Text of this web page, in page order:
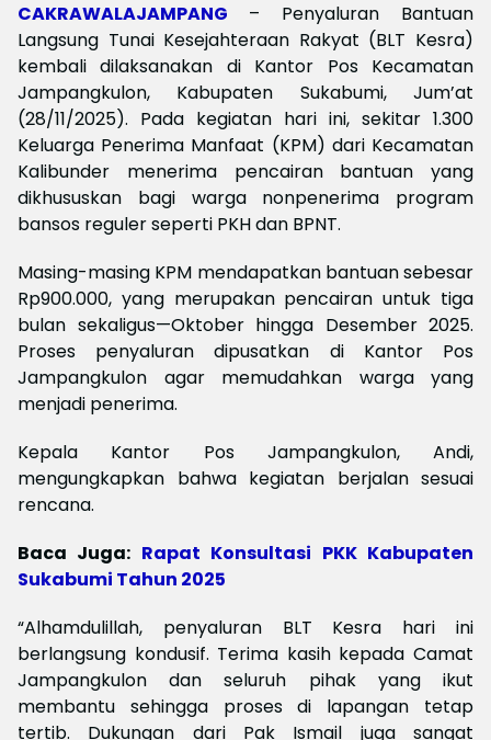
CAKRAWALAJAMPANG
– Penyaluran Bantuan
Langsung Tunai Kesejahteraan Rakyat (BLT Kesra)
kembali dilaksanakan di Kantor Pos Kecamatan
Jampangkulon, Kabupaten Sukabumi, Jum’at
(28/11/2025). Pada kegiatan hari ini, sekitar 1.300
Keluarga Penerima Manfaat (KPM) dari Kecamatan
Kalibunder menerima pencairan bantuan yang
dikhususkan bagi warga nonpenerima program
bansos reguler seperti PKH dan BPNT.
Masing-masing KPM mendapatkan bantuan sebesar
Rp900.000, yang merupakan pencairan untuk tiga
bulan sekaligus—Oktober hingga Desember 2025.
Proses penyaluran dipusatkan di Kantor Pos
Jampangkulon agar memudahkan warga yang
menjadi penerima.
Kepala Kantor Pos Jampangkulon, Andi,
mengungkapkan bahwa kegiatan berjalan sesuai
rencana.
Baca Juga: Rapat Konsultasi PKK Kabupaten
Sukabumi Tahun 2025
“Alhamdulillah, penyaluran BLT Kesra hari ini
berlangsung kondusif. Terima kasih kepada Camat
Jampangkulon dan seluruh pihak yang ikut
membantu sehingga proses di lapangan tetap
tertib. Dukungan dari Pak Ismail juga sangat